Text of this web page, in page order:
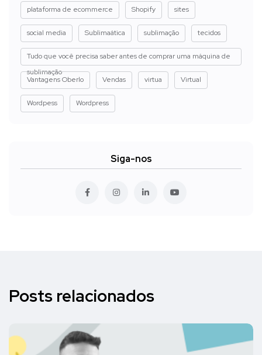
plataforma de ecommerce Shopify sites
social media Sublimaática sublimação tecidos
Tudo que você precisa saber antes de comprar uma máquina de
sublimação
Vantagens Oberlo
Vendas virtua Virtual
Wordpess Wordpress
Siga-nos
Posts relacionados